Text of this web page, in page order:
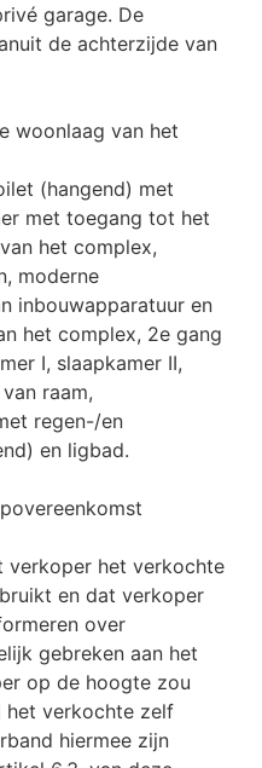
garage. De
de achterzijde van
woonlaag van het
(hangend) met
met toegang tot het
het complex,
moderne
inbouwapparatuur en
het complex, 2e gang
I, slaapkamer II,
raam,
regen-/en
en ligbad.
verkoper het verkochte
en dat verkoper
over
gebreken aan het
op de hoogte zou
het verkochte zelf
hiermee zijn